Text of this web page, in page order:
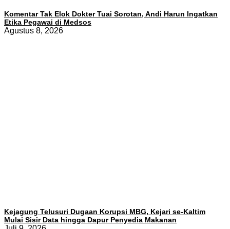
Komentar Tak Elok Dokter Tuai Sorotan, Andi Harun Ingatkan
Etika Pegawai di Medsos
Agustus 8, 2026
Kejagung Telusuri Dugaan Korupsi MBG, Kejari se-Kaltim
Mulai Sisir Data hingga Dapur Penyedia Makanan